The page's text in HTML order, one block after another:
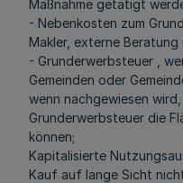
Maßnahme getätigt
- Nebenkosten zum
Makler, externe Beratung
- Grunderwerbsteuer ,
Gemeinden oder
wenn nachgewiesen
Grunderwerbsteuer die
können;
Kapitalisierte
Kauf auf lange Sicht